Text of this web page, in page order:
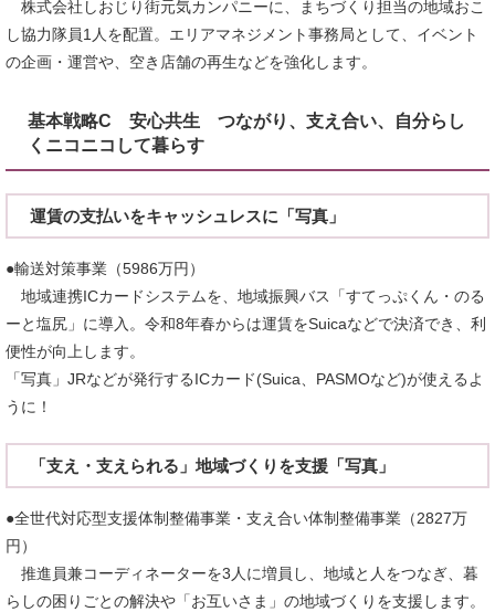
株式会社しおじり街元気カンパニーに、まちづくり担当の地域おこ
し協力隊員1人を配置。エリアマネジメント事務局として、イベント
の企画・運営や、空き店舗の再生などを強化します。
基本戦略C 安心共生 つながり、支え合い、自分らし
くニコニコして暮らす
運賃の支払いをキャッシュレスに「写真」
●輸送対策事業（5986万円）
地域連携ICカードシステムを、地域振興バス「すてっぷくん・のる
ーと塩尻」に導入。令和8年春からは運賃をSuicaなどで決済でき、利
便性が向上します。
「写真」JRなどが発行するICカード(Suica、PASMOなど)が使えるよ
うに！
「支え・支えられる」地域づくりを支援「写真」
●全世代対応型支援体制整備事業・支え合い体制整備事業（2827万
円）
推進員兼コーディネーターを3人に増員し、地域と人をつなぎ、暮
らしの困りごとの解決や「お互いさま」の地域づくりを支援します。